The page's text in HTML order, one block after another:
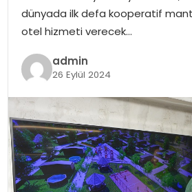
SOSYAL HABER
dünyada ilk defa kooperatif
otel hizmeti verecek…
admin
26 Eylül 2024